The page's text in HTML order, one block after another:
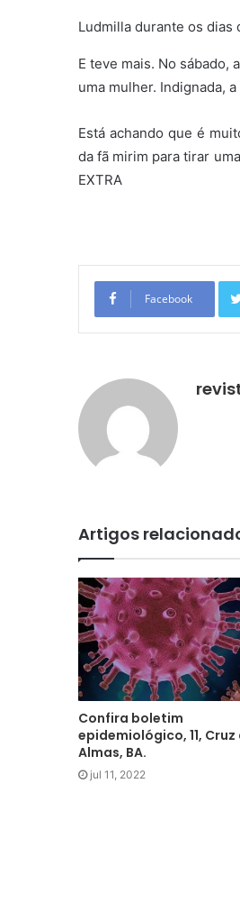
Ludmilla durante os dias
E teve mais. No sábado,
uma mulher. Indignada,
Está achando que é
da fã mirim para tirar
EXTRA
Facebook
Artigos
Confira boletim
epidemiológico, 11, Cruz
Almas, BA.
jul 11, 2022